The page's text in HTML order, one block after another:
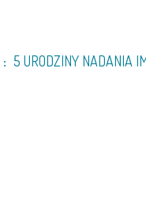
5 URODZINY NADANIA